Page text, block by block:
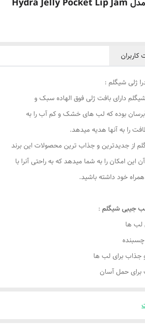
رژلب جیبی شیگلم مدل Hydra Jelly Pocket Lip Jam
کاربران
ژلی شیگلم :
دارای بافت ژلی فوق الهاده سبک و
آبرسان بوده که لب های خشک و کم آب را به
را به آنها هدیه میدهد.
از جدیدترین و جذاب ترین محصولات این برند
این امکان را به شما میدهد که به راحتی آنرا با
خود داشته باشید.
جیبی شیگلم :
لب ها
جذاب برای لب ها
حمل آسان